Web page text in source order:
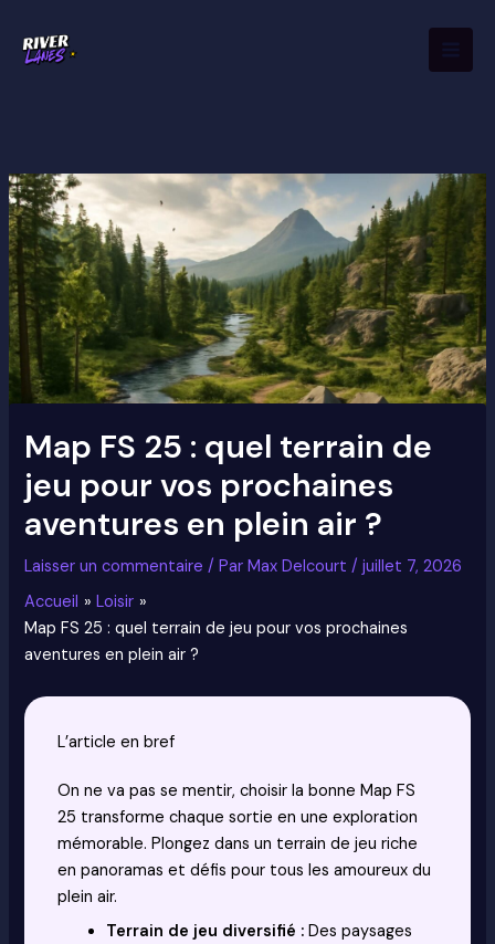
contenu
Map FS 25 : quel terrain de
jeu pour vos prochaines
aventures en plein air ?
Laisser un commentaire / ParMax Delcourt/juillet 7, 2026
Accueil
Loisir
Map FS 25 : quel terrain de jeu pour vos prochaines
aventures en plein air ?
L’article en bref
On ne va pas se mentir, choisir la bonne Map FS
25 transforme chaque sortie en une exploration
mémorable. Plongez dans un terrain de jeu riche
en panoramas et défis pour tous les amoureux du
plein air.
Terrain de jeu diversifié : Des paysages